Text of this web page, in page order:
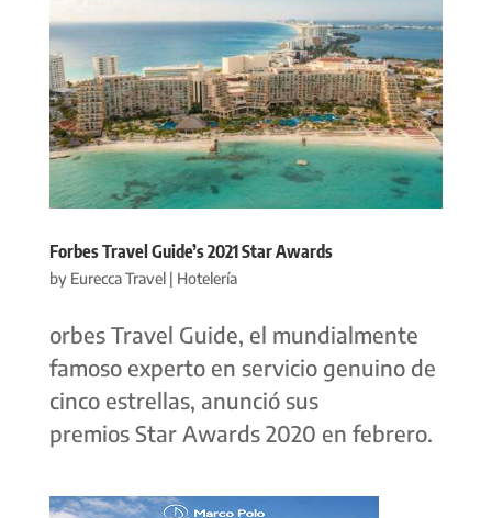
Forbes Travel Guide’s 2021 Star Awards
by Eurecca Travel| Hotelería
orbes Travel Guide, el mundialmente
famoso experto en servicio genuino de
cinco estrellas, anunció sus
premios Star Awards 2020 en febrero.